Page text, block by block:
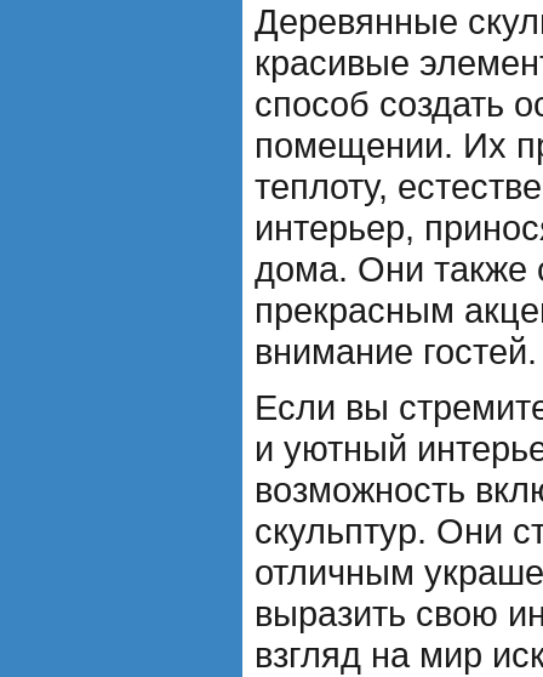
Деревянные
красивые
способ создать
помещении. Их
теплоту,
интерьер,
дома. Они также
прекрасным
внимание гостей.
Если вы
и уютный
возможность
скульптур. Они
отличным
выразить свою
взгляд на мир